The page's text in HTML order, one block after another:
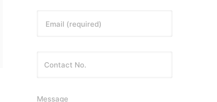
Email (required)
Message